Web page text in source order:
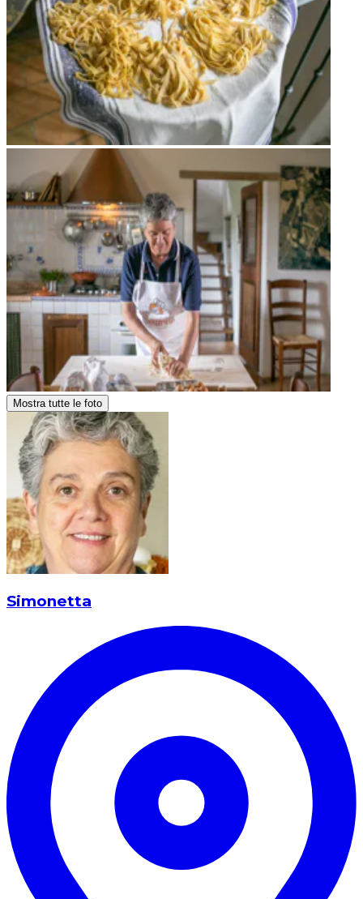
Mostra tutte le foto
Simonetta